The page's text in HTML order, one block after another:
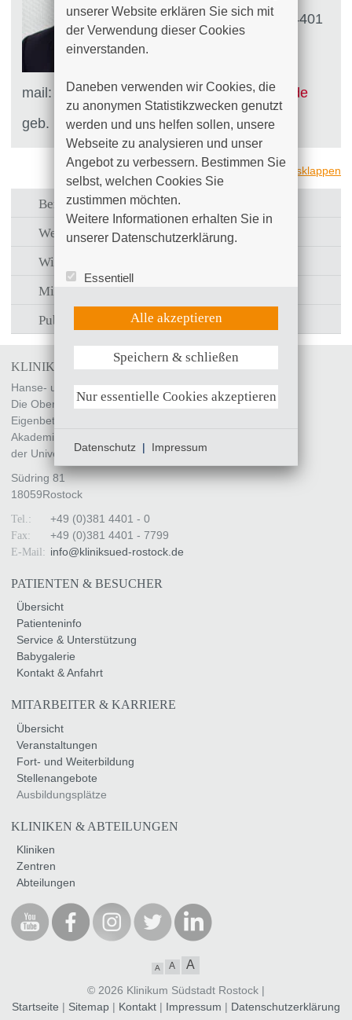
Fax: +49 (0)381 4401
mail:
thomas.westphal@kliniksued-rostock
de
geb. 10.02.1964
alle ausklappen
Beruflicher Werdegang
Weiterbildung und Qualifikationen
Wissenschaftliche Tätigkeit
Mitgliedschaften
Publikationen
KLINIKUM SÜDSTADT ROSTOCK
Hanse- und Universitätsstadt Rostock
Die Oberbürgermeisterin
Eigenbetrieb „Klinikum Südstadt Rostock“
Akademisches Lehrkrankenhaus
der Universität Rostock
Südring 81
18059Rostock
Tel.: +49 (0)381 4401 - 0
Fax: +49 (0)381 4401 - 7799
E-Mail: info@kliniksued-rostock de
PATIENTEN & BESUCHER
Übersicht
Patienteninfo
Service & Unterstützung
Babygalerie
Kontakt & Anfahrt
MITARBEITER & KARRIERE
Übersicht
Veranstaltungen
Fort- und Weiterbildung
Stellenangebote
Ausbildungsplätze
KLINIKEN & ABTEILUNGEN
Kliniken
Zentren
Abteilungen
A A A
© 2026 Klinikum Südstadt Rostock |
Startseite | Sitemap | Kontakt | Impressum | Datenschutzerklärung
unserer Website erklären Sie sich mit
der Verwendung dieser Cookies
einverstanden.
Daneben verwenden wir Cookies, die
zu anonymen Statistikzwecken genutzt
werden und uns helfen sollen, unsere
Webseite zu analysieren und unser
Angebot zu verbessern. Bestimmen Sie
selbst, welchen Cookies Sie
zustimmen möchten.
Weitere Informationen erhalten Sie in
unserer Datenschutzerklärung.
Essentiell
UX (Hotjar)
Weitere Informationen anzeigen
Alle akzeptieren
Speichern & schließen
Nur essentielle Cookies akzeptieren
Datenschutz | Impressum